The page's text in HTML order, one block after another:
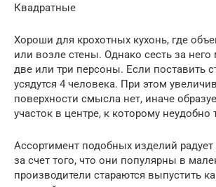
Квадратные
Хороши для крохотных кухонь, где
или возле стены. Однако сесть за него
две или три персоны. Если поставить
усядутся 4 человека. При этом
поверхности смысла нет, иначе
участок в центре, к которому неудобно
Ассортимент подобных изделий
за счет того, что они популярны в
производители стараются выпустить